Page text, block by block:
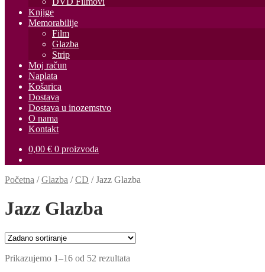
Knjige
Memorabilije
Film
Glazba
Strip
Moj račun
Naplata
Košarica
Dostava
Dostava u inozemstvo
O nama
Kontakt
0,00 € 0 proizvoda
Početna /Glazba /CD /Jazz Glazba
Jazz Glazba
Prikazujemo 1–16 od 52 rezultata